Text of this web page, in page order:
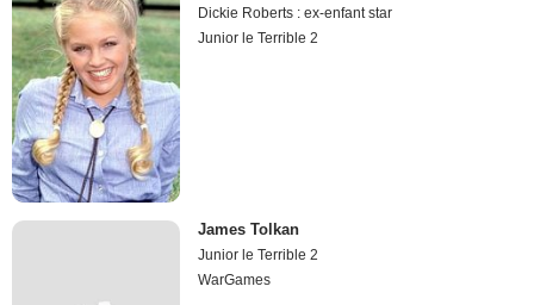
Dickie Roberts : ex-enfant star
Junior le Terrible 2
James Tolkan
Junior le Terrible 2
WarGames